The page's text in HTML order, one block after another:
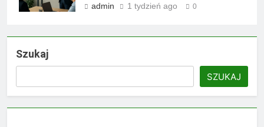
admin 1 tydzień ago 0
Szukaj
SZUKAJ